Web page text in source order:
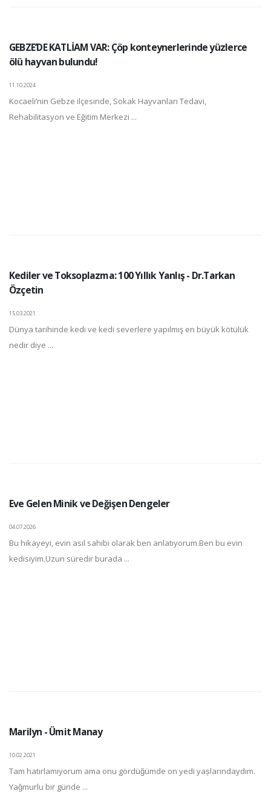
GEBZE’DE KATLİAM VAR: Çöp konteynerlerinde yüzlerce
ölü hayvan bulundu!
11.10.2024
Kocaeli’nin Gebze ilçesinde, Sokak Hayvanları Tedavi,
Rehabilitasyon ve Eğitim Merkezi ...
Kediler ve Toksoplazma: 100 Yıllık Yanlış - Dr.Tarkan
Özçetin
15.03.2021
Dünya tarihinde kedi ve kedi severlere yapılmış en büyük kötülük
nedir diye ...
Eve Gelen Minik ve Değişen Dengeler
04.07.2026
Bu hikayeyi, evin asıl sahibi olarak ben anlatıyorum.Ben bu evin
kedisiyim.Uzun süredir burada ...
Marilyn - Ümit Manay
10.02.2021
Tam hatırlamıyorum ama onu gördüğümde on yedi yașlarındaydım.
Yağmurlu bir günde ...